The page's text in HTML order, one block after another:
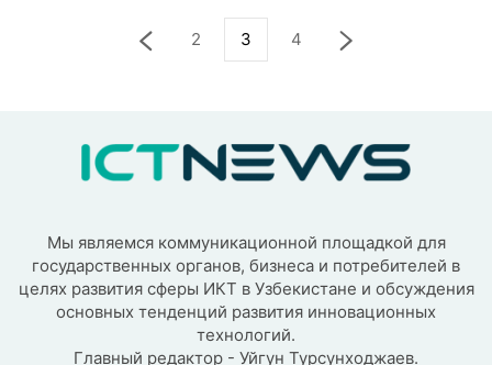
2 3 4
Мы являемся коммуникационной площадкой для
государственных органов, бизнеса и потребителей в
целях развития сферы ИКТ в Узбекистане и обсуждения
основных тенденций развития инновационных
технологий.
Главный редактор - Уйгун Турсунходжаев.